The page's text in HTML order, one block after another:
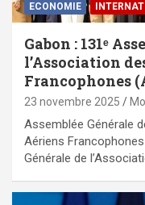
ECONOMIE
Gabon : 131ᵉ
l’Association
Francophones
23 novembre 2025
Assemblée Générale
Aériens
Générale de